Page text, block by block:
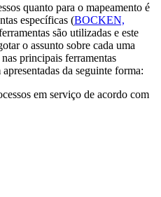
quanto para o mapeamento é
específicas (BOCKEN,
são utilizadas e este
o assunto sobre cada uma
principais ferramentas
da seguinte forma:
em serviço de acordo com